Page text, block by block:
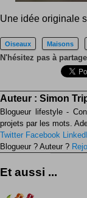
Une idée originale
Oiseaux Maisons
N'hésitez pas à
Auteur : Simon
Blogueur lifestyle -
projets par les mots.
Twitter Facebook
Blogueur ? Auteur ?
Et aussi ...